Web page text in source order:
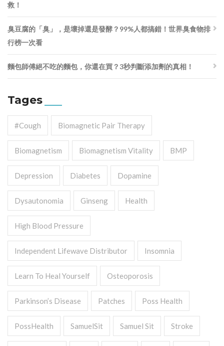
救！
臭豆腐的「臭」，是壞掉還是發酵？99%人都搞錯！世界臭食物排
行榜一次看
麵包師傅絕不吃的麵包，你還在買？3秒判斷添加劑的真相！
Tages
#cough Biomagnetic Pair Therapy
Biomagnetism Biomagnetism Vitality BMP
Depression Diabetes Dopamine
Dysautonomia Ginseng Health
High Blood Pressure
Independent Lifewave Distributor Insomnia
Learn To Heal Yourself Osteoporosis
Parkinson’s Disease Patches Poss Health
PossHealth SamuelSit Samuel Sit Stroke